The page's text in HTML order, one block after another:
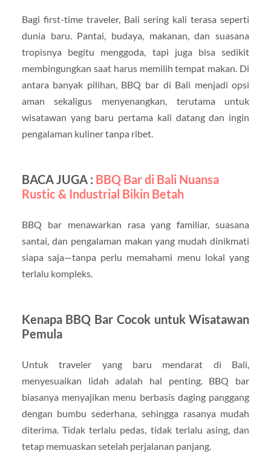
Bagi first-time traveler, Bali sering kali terasa seperti
dunia baru. Pantai, budaya, makanan, dan suasana
tropisnya begitu menggoda, tapi juga bisa sedikit
membingungkan saat harus memilih tempat makan. Di
antara banyak pilihan, BBQ bar di Bali menjadi opsi
aman sekaligus menyenangkan, terutama untuk
wisatawan yang baru pertama kali datang dan ingin
pengalaman kuliner tanpa ribet.
BACA JUGA : BBQ Bar di Bali Nuansa
Rustic & Industrial Bikin Betah
BBQ bar menawarkan rasa yang familiar, suasana
santai, dan pengalaman makan yang mudah dinikmati
siapa saja—tanpa perlu memahami menu lokal yang
terlalu kompleks.
Kenapa BBQ Bar Cocok untuk Wisatawan
Pemula
Untuk traveler yang baru mendarat di Bali,
menyesuaikan lidah adalah hal penting. BBQ bar
biasanya menyajikan menu berbasis daging panggang
dengan bumbu sederhana, sehingga rasanya mudah
diterima. Tidak terlalu pedas, tidak terlalu asing, dan
tetap memuaskan setelah perjalanan panjang.